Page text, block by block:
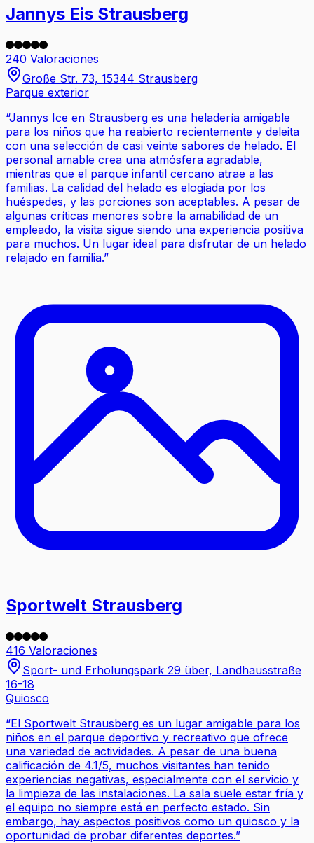
Jannys Eis Strausberg
240 Valoraciones
Große Str. 73, 15344 Strausberg
Parque exterior
“Jannys Ice en Strausberg es una heladería amigable
para los niños que ha reabierto recientemente y deleita
con una selección de casi veinte sabores de helado. El
personal amable crea una atmósfera agradable,
mientras que el parque infantil cercano atrae a las
familias. La calidad del helado es elogiada por los
huéspedes, y las porciones son aceptables. A pesar de
algunas críticas menores sobre la amabilidad de un
empleado, la visita sigue siendo una experiencia positiva
para muchos. Un lugar ideal para disfrutar de un helado
relajado en familia.”
Sportwelt Strausberg
416 Valoraciones
Sport- und Erholungspark 29 über, Landhausstraße
16-18
Quiosco
“El Sportwelt Strausberg es un lugar amigable para los
niños en el parque deportivo y recreativo que ofrece
una variedad de actividades. A pesar de una buena
calificación de 4.1/5, muchos visitantes han tenido
experiencias negativas, especialmente con el servicio y
la limpieza de las instalaciones. La sala suele estar fría y
el equipo no siempre está en perfecto estado. Sin
embargo, hay aspectos positivos como un quiosco y la
oportunidad de probar diferentes deportes.”